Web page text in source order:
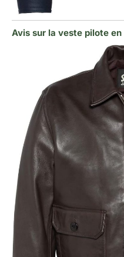
Avis sur la veste pilote